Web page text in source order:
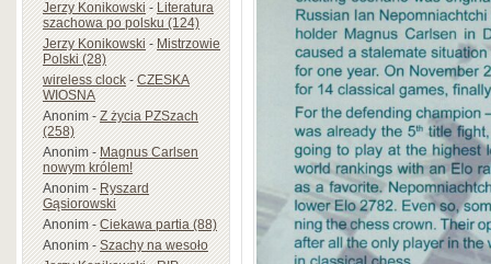
Jerzy Konikowski-Literatura
szachowa po polsku (124)
Jerzy Konikowski-Mistrzowie
Polski (28)
wireless clock-CZESKA
WIOSNA
Anonim-Z życia PZSzach
(258)
Anonim-Magnus Carlsen
nowym królem!
Anonim-Ryszard
Gąsiorowski
Anonim-Ciekawa partia (88)
Anonim-Szachy na wesoło